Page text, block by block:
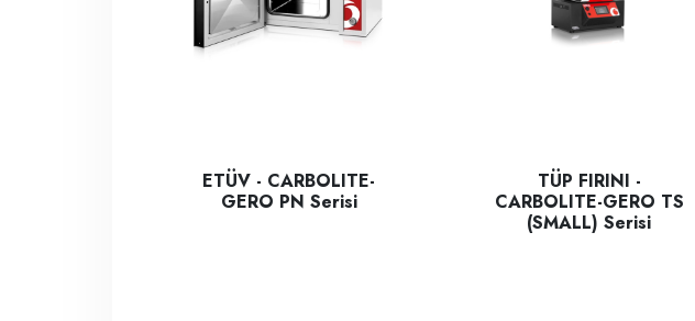
ETÜV - CARBOLITE-
GERO PN Serisi
TÜP FIRINI -
CARBOLITE-GERO TS
(SMALL) Serisi